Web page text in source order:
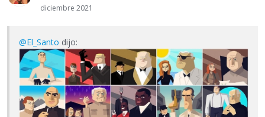
diciembre 2021
@El_Santo dijo: